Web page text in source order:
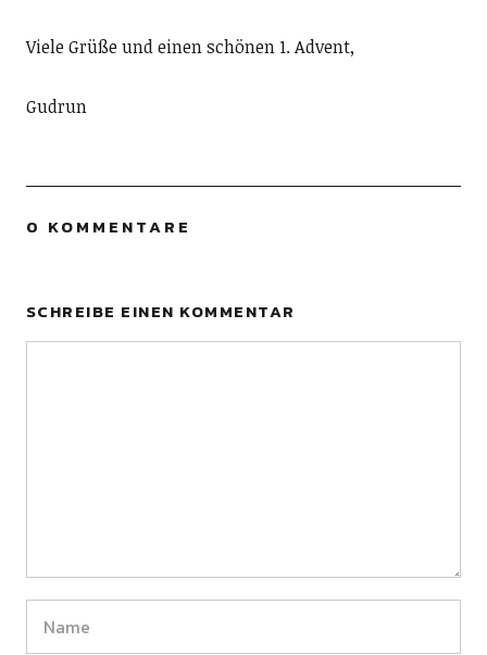
Viele Grüße und einen schönen 1. Advent,
Gudrun
0 KOMMENTARE
SCHREIBE EINEN KOMMENTAR